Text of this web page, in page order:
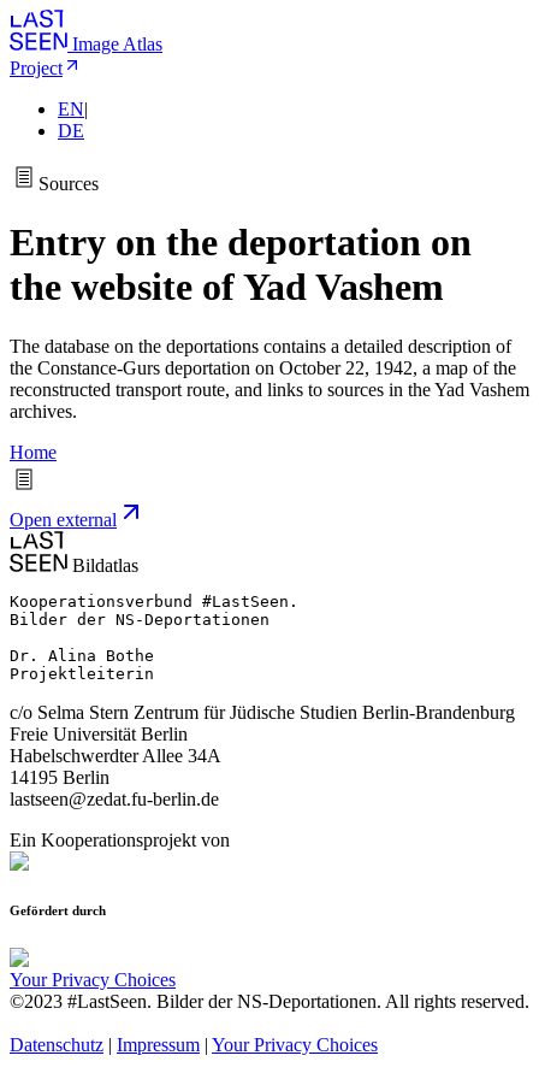
Image Atlas
Project
EN|
DE
Sources
Entry on the deportation on
the website of Yad Vashem
The database on the deportations contains a detailed description of
the Constance-Gurs deportation on October 22, 1942, a map of the
reconstructed transport route, and links to sources in the Yad Vashem
archives.
Home
Open external
Bildatlas
Kooperationsverbund #LastSeen.
Bilder der NS-Deportationen
Dr. Alina Bothe
Projektleiterin
c/o Selma Stern Zentrum für Jüdische Studien Berlin-Brandenburg
Freie Universität Berlin
Habelschwerdter Allee 34A
14195 Berlin
lastseen@zedat.fu-berlin.de
Ein Kooperationsprojekt von
Gefördert durch
Your Privacy Choices
©2023 #LastSeen. Bilder der NS-Deportationen. All rights reserved.
Datenschutz | Impressum | Your Privacy Choices